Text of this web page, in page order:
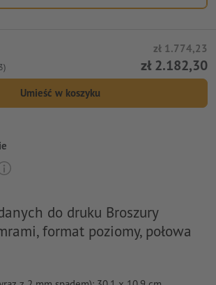
zł 1.774,23
zł 2.182,30
Umieść w koszyku
do druku Broszury
format poziomy, połowa